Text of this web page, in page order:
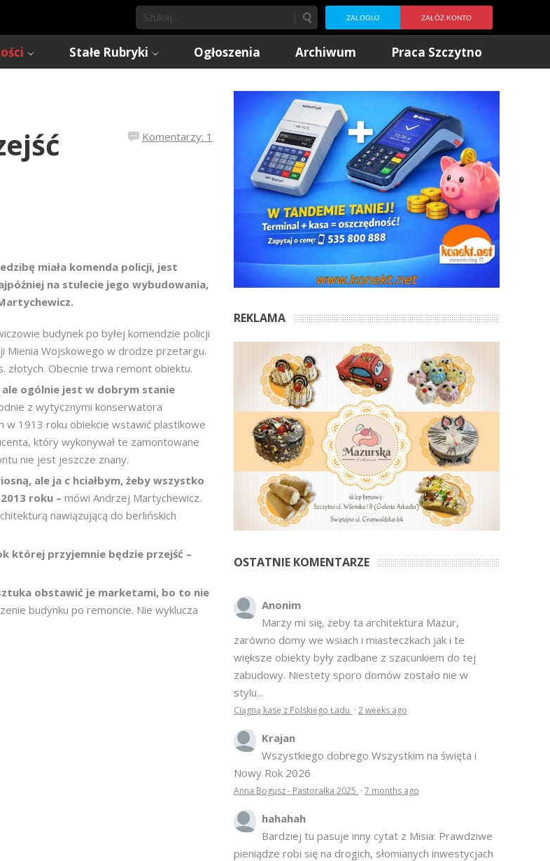
ZALOGUJ ZAŁÓŻ KONTO
Stałe Rubryki Ogłoszenia Archiwum Praca Szczytno
Komentarzy: 1
miała komenda policji, jest
na stulecie jego wybudowania,
budynek po byłej komendzie policji
Mienia Wojskowego w drodze przetargu.
złotych. Obecnie trwa remont obiektu.
ale ogólnie jest w dobrym stanie
z wytycznymi konserwatora
1913 roku obiekcie wstawić plastikowe
który wykonywał te zamontowane
nie jest jeszcze znany.
ale ja c hciałbym, żeby wszystko
roku – mówi Andrzej Martychewicz.
nawiązującą do berlińskich
której przyjemnie będzie przejść –
obstawić je marketami, bo to nie
budynku po remoncie. Nie wyklucza
REKLAMA
OSTATNIE KOMENTARZE
Anonim
Marzy mi się, żeby ta architektura Mazur,
zarówno domy we wsiach i miasteczkach jak i te
większe obiekty były zadbane z szacunkiem do tej
zabudowy. Niestety sporo domów zostało nie w
stylu...
Ciągną kasę z Polskiego Ładu · 2 weeks ago
Krajan
Wszystkiego dobrego Wszystkim na święta i
Nowy Rok 2026
Anna Bogusz - Pastorałka 2025 · 7 months ago
hahahah
Bardziej tu pasuje inny cytat z Misia: Prawdziwe
pieniądze robi się na drogich, słomianych inwestycjach